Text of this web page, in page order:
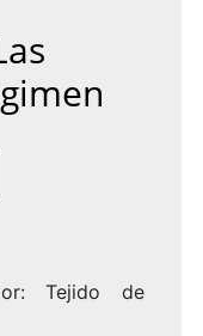
Tejido de